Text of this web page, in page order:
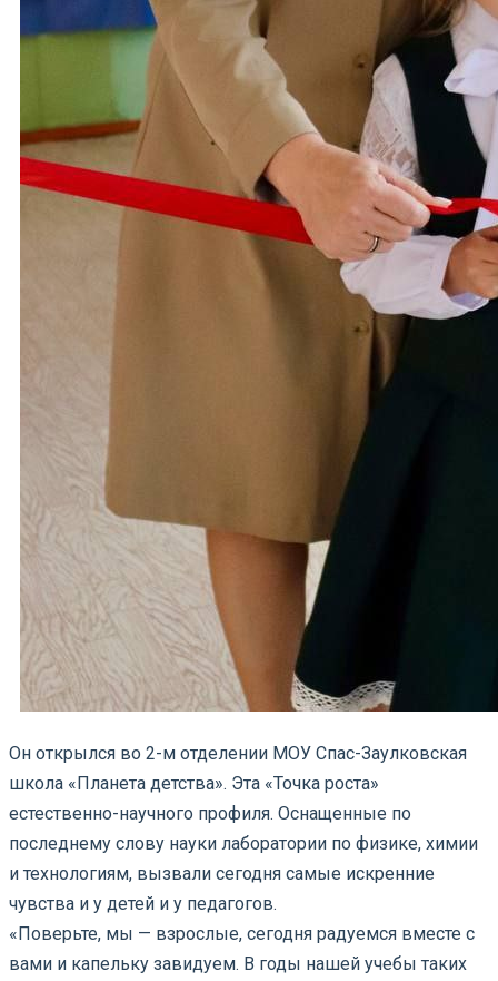
Он открылся во 2-м отделении МОУ Спас-Заулковская
школа «Планета детства». Эта «Точка роста»
естественно-научного профиля. Оснащенные по
последнему слову науки лаборатории по физике, химии
и технологиям, вызвали сегодня самые искренние
чувства и у детей и у педагогов.
«Поверьте, мы — взрослые, сегодня радуемся вместе с
вами и капельку завидуем. В годы нашей учебы таких